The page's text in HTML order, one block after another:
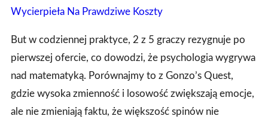
Wycierpieła Na Prawdziwe Koszty
But w codziennej praktyce, 2 z 5 graczy rezygnuje po
pierwszej ofercie, co dowodzi, że psychologia wygrywa
nad matematyką. Porównajmy to z Gonzo’s Quest,
gdzie wysoka zmienność i losowość zwiększają emocje,
ale nie zmieniają faktu, że większość spinów nie